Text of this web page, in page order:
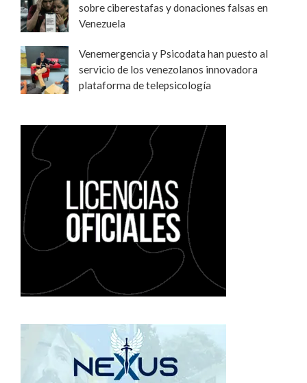
sobre ciberestafas y donaciones falsas en
Venezuela
Venemergencia y Psicodata han puesto al
servicio de los venezolanos innovadora
plataforma de telepsicología